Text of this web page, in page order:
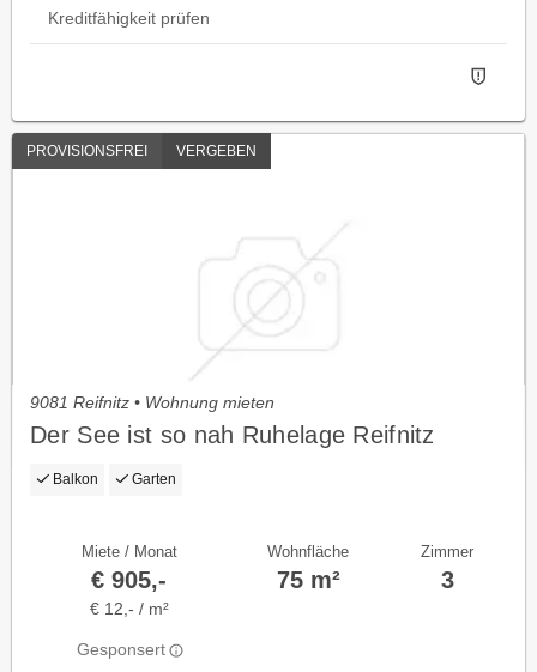
Kreditfähigkeit prüfen
PROVISIONSFREI VERGEBEN
9081 Reifnitz • Wohnung mieten
Der See ist so nah Ruhelage Reifnitz
Balkon Garten
Miete / Monat
€ 905,-
€ 12,- / m²
Gesponsert
Wohnfläche
75 m²
Zimmer
3